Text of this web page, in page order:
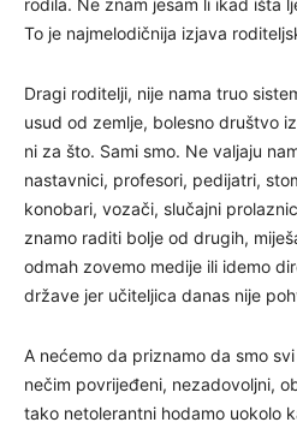
rodila. Ne znam jesam li ikad išta
To je najmelodičnija izjava
Dragi roditelji, nije nama truo
usud od zemlje, bolesno društvo
ni za što. Sami smo. Ne valjaju
nastavnici, profesori, pedijatri,
konobari, vozači, slučajni
znamo raditi bolje od drugih,
odmah zovemo medije ili idemo
države jer učiteljica danas nije
A nećemo da priznamo da smo
nečim povrijeđeni, nezadovoljni,
tako netolerantni hodamo uokolo